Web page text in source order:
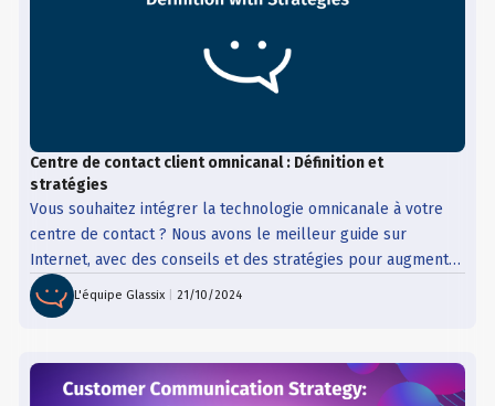
Centre de contact client omnicanal : Définition et
stratégies
Vous souhaitez intégrer la technologie omnicanale à votre
centre de contact ? Nous avons le meilleur guide sur
Internet, avec des conseils et des stratégies pour augmenter
le chiffre d'affaires.
L'équipe Glassix |21/10/2024